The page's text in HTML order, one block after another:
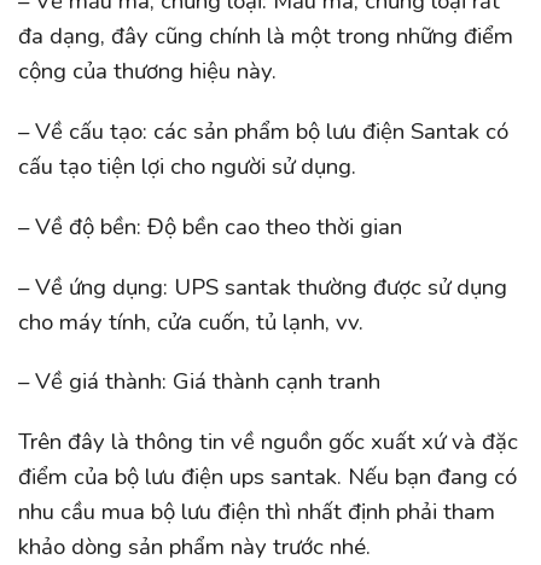
đa dạng, đây cũng chính là một trong những điểm
cộng của thương hiệu này.
– Về cấu tạo: các sản phẩm bộ lưu điện Santak có
cấu tạo tiện lợi cho người sử dụng.
– Về độ bền: Độ bền cao theo thời gian
– Về ứng dụng: UPS santak thường được sử dụng
cho máy tính, cửa cuốn, tủ lạnh, vv.
– Về giá thành: Giá thành cạnh tranh
Trên đây là thông tin về nguồn gốc xuất xứ và đặc
điểm của bộ lưu điện ups santak. Nếu bạn đang có
nhu cầu mua bộ lưu điện thì nhất định phải tham
khảo dòng sản phẩm này trước nhé.